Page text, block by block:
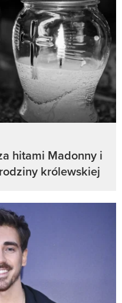
hitami Madonny i
królewskiej